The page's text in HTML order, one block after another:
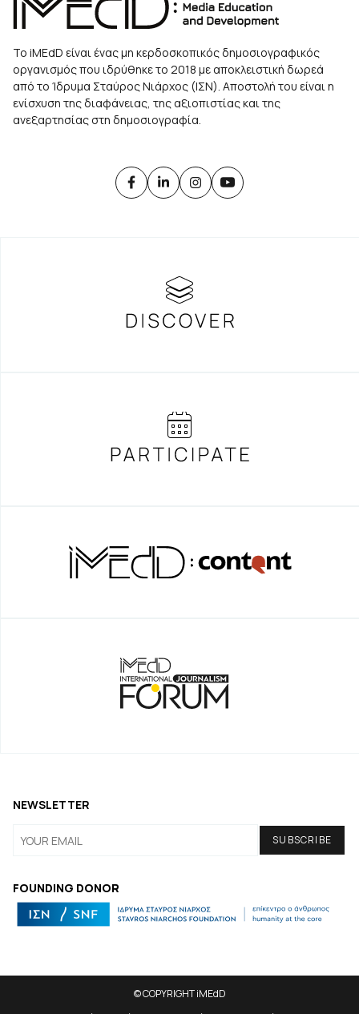
Το iMEdD είναι ένας μη κερδοσκοπικός δημοσιογραφικός
οργανισμός που ιδρύθηκε το 2018 με αποκλειστική δωρεά
από το Ίδρυμα Σταύρος Νιάρχος (ΙΣΝ). Αποστολή του είναι η
ενίσχυση της διαφάνειας, της αξιοπιστίας και της
ανεξαρτησίας στη δημοσιογραφία.
FOUNDING DONOR
NEWSLETTER
© COPYRIGHT iMEdD